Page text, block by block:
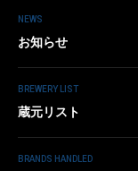
NEWS
お知らせ
BREWERY LIST
蔵元リスト
BRANDS HANDLED